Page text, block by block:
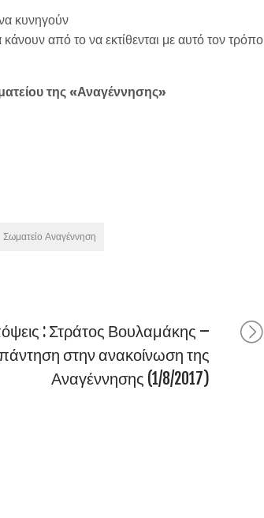
κυνηγούν
από το να εκτίθενται με αυτό τον τρόπο
της «Αναγέννησης»
Σωματείο Αναγέννηση
: Στράτος Βουλαμάκης –
στην ανακοίνωση της
Αναγέννησης (1/8/2017)